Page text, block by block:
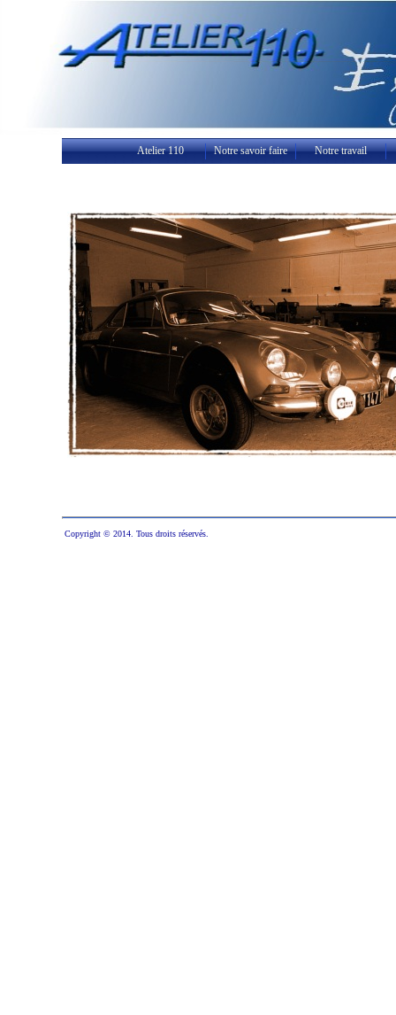
Atelier 110 Notre savoir faire Notre travail
Copyright © 2014. Tous droits réservés.